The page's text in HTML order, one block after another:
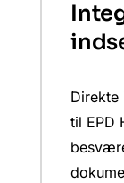
Direkte
til EPD